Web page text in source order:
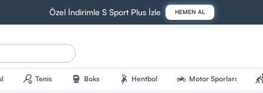
Özel İndirimle S Sport Plus İzle HEMEN AL
sports_tennis Tenis sports_mma Boks sports_handball Hentbol two_wheeler Motor Sporları